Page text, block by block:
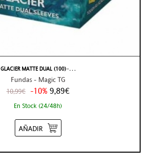
GLACIER MATTE DUAL (100) ̵ . . .
Fundas - Magic TG
10,99€ -10% 9,89€
En Stock (24/48h)
AÑADIR